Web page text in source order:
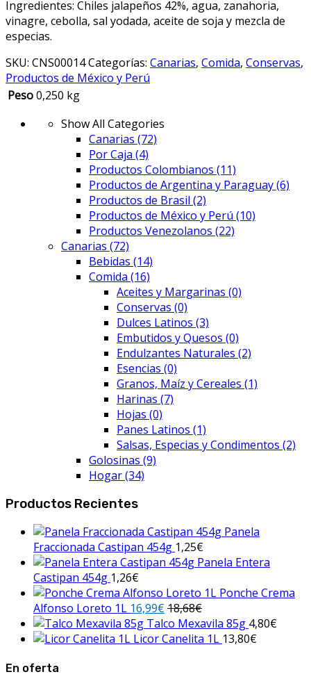
Ingredientes: Chiles jalapeños 42%, agua, zanahoria,
vinagre, cebolla, sal yodada, aceite de soja y mezcla de
especias.
SKU: CNS00014Categorías: Canarias, Comida, Conservas,
Productos de México y Perú
Peso0,250 kg
Show All Categories
Canarias (72)
Por Caja (4)
Productos Colombianos (11)
Productos de Argentina y Paraguay(6)
Productos de Brasil (2)
Productos de México y Perú (10)
Productos Venezolanos (22)
Canarias (72)
Bebidas (14)
Comida (16)
Aceites y Margarinas (0)
Conservas (0)
Dulces Latinos (3)
Embutidos y Quesos (0)
Endulzantes Naturales (2)
Esencias (0)
Granos, Maíz y Cereales (1)
Harinas (7)
Hojas (0)
Panes Latinos (1)
Salsas, Especias y Condimentos (2)
Golosinas (9)
Hogar(34)
Productos Recientes
Panela
Fraccionada Castipan 454g 1,25€
Panela Entera
Castipan 454g 1,26€
Ponche Crema
Alfonso Loreto 1L 16,99€18,68€
Talco Mexavila 85g 4,80€
Licor Canelita 1L 13,80€
En oferta